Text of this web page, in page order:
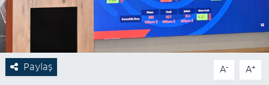
Paylaş A- A+